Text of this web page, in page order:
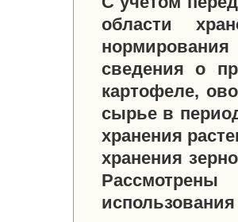
области
сведения о
картофеле,
сырье в
хранения
хранения